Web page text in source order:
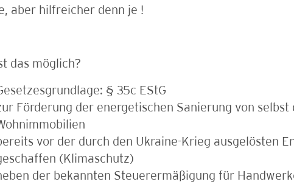
aber hilfreicher denn je !
das möglich?
§ 35c EStG
Förderung der energetischen Sanierung von selbst
vor der durch den Ukraine-Krieg ausgelösten
(Klimaschutz)
der bekannten Steuerermäßigung für